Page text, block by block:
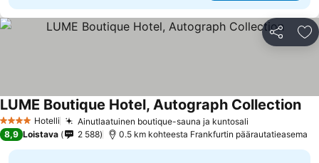
Jaa
4 Tähtiluokitus
Hotelli Ainutlaatuinen boutique-sauna ja kuntosali
LUME Boutique Hotel, Autograph Collection
8,9 Loistava 2 588 0.5 km kohteesta Frankfurtin päärautatieasema